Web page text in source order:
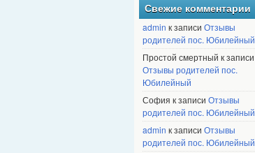
Свежие комментарии
admin к записи Отзывы
родителей пос. Юбилейный
Простой смертный к записи
Отзывы родителей пос.
Юбилейный
София к записи Отзывы
родителей пос. Юбилейный
admin к записи Отзывы
родителей пос. Юбилейный